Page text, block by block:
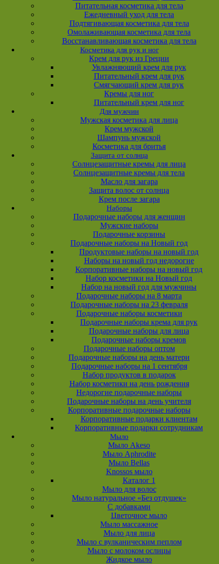
Питательная косметика для тела
Ежедневный уход для тела
Подтягивающая косметика для тела
Омолаживающая косметика для тела
Восстанавливающая косметика для тела
Косметика для рук и ног
Крем для рук из Греции
Увлажняющий крем для рук
Питательный крем для рук
Смягчающий крем для рук
Кремы для ног
Питательный крем для ног
Для мужчин
Мужская косметика для лица
Крем мужской
Шампунь мужской
Косметика для бритья
Защита от солнца
Солнцезащитные кремы для лица
Солнцезащитные кремы для тела
Масло для загара
Защита волос от солнца
Крем после загара
Наборы
Подарочные наборы для женщин
Мужские наборы
Подарочные корзины
Подарочные наборы на Новый год
Продуктовые наборы на новый год
Наборы на новый год недорогие
Корпоративные наборы на новый год
Набор косметики на Новый год
Набор на новый год для мужчины
Подарочные наборы на 8 марта
Подарочные наборы на 23 февраля
Подарочные наборы косметики
Подарочные наборы крема для рук
Подарочные наборы для лица
Подарочные наборы кремов
Подарочные наборы оптом
Подарочные наборы на день матери
Подарочные наборы на 1 сентября
Набор продуктов в подарок
Набор косметики на день рождения
Недорогие подарочные наборы
Подарочные наборы на день учителя
Корпоративные подарочные наборы
Корпоративные подарки клиентам
Корпоративные подарки сотрудникам
Мыло
Мыло Akeso
Мыло Aphrodite
Мыло Bellas
Knossos мыло
Каталог 1
Мыло для волос
Мыло натуральное «Без отдушек»
С добавками
Цветочное мыло
Мыло массажное
Мыло для лица
Мыло с вулканическим пеплом
Мыло с молоком ослицы
Жидкое мыло